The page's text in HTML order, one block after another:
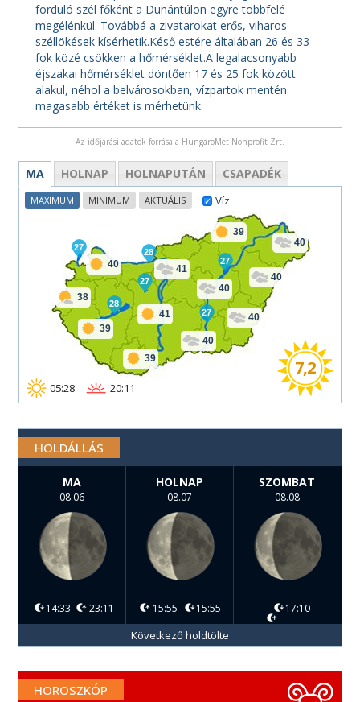
forduló szél főként a Dunántúlon egyre többfelé
megélénkül. Továbbá a zivatarokat erős, viharos
széllökések kísérhetik.Késő estére általában 26 és 33
fok közé csökken a hőmérséklet.A legalacsonyabb
éjszakai hőmérséklet döntően 17 és 25 fok között
alakul, néhol a belvárosokban, vízpartok mentén
magasabb értéket is mérhetünk.
Az időjárási adatok forrása a HungaroMet Nonprofit Zrt.
MA HOLNAP HOLNAPUTÁN CSAPADÉK
40
38
39
41
39
40
40
41
39
40
40
40
27
28
27
28
27
27
05:28 20:11
7,2
Víz
MAXIMUM MINIMUM AKTUÁLIS
HOLDÁLLÁS
MA
08.06
14:33 23:11
HOLNAP
08.07
15:55 15:55
SZOMBAT
08.08
17:10
Következő holdtölte
HOROSZKÓP